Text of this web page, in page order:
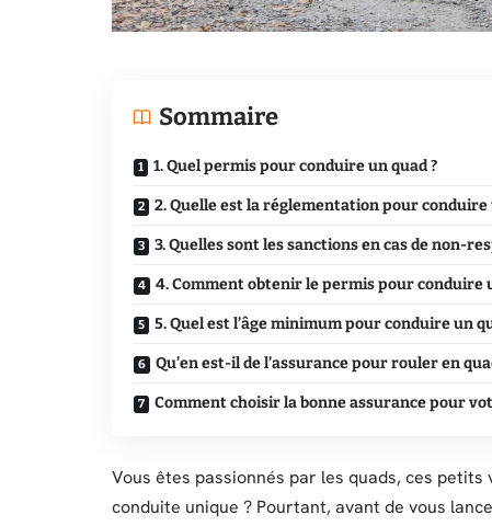
Sommaire
1. Quel permis pour conduire un quad ?
2. Quelle est la réglementation pour conduire
3. Quelles sont les sanctions en cas de non-
4. Comment obtenir le permis pour conduire
5. Quel est l’âge minimum pour conduire un
Qu’en est-il de l’assurance pour rouler en
Comment choisir la bonne assurance pour
Vous êtes passionnés par les quads, ces
conduite unique ? Pourtant, avant de vous